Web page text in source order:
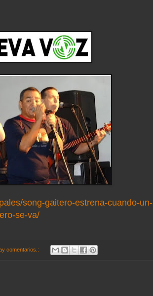
song-gaitero-estrena-cuando-un-
se-va/
comentarios.: